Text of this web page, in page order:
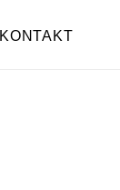
KONTAKT